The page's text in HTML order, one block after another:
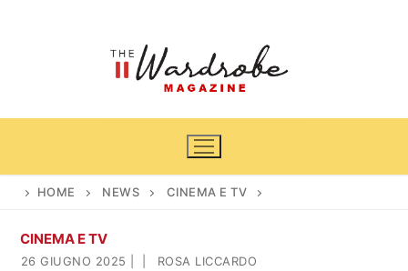
Home
HOME NEWS CINEMA E TV
CINEMA E TV
26 GIUGNO 2025 ROSA LICCARDO